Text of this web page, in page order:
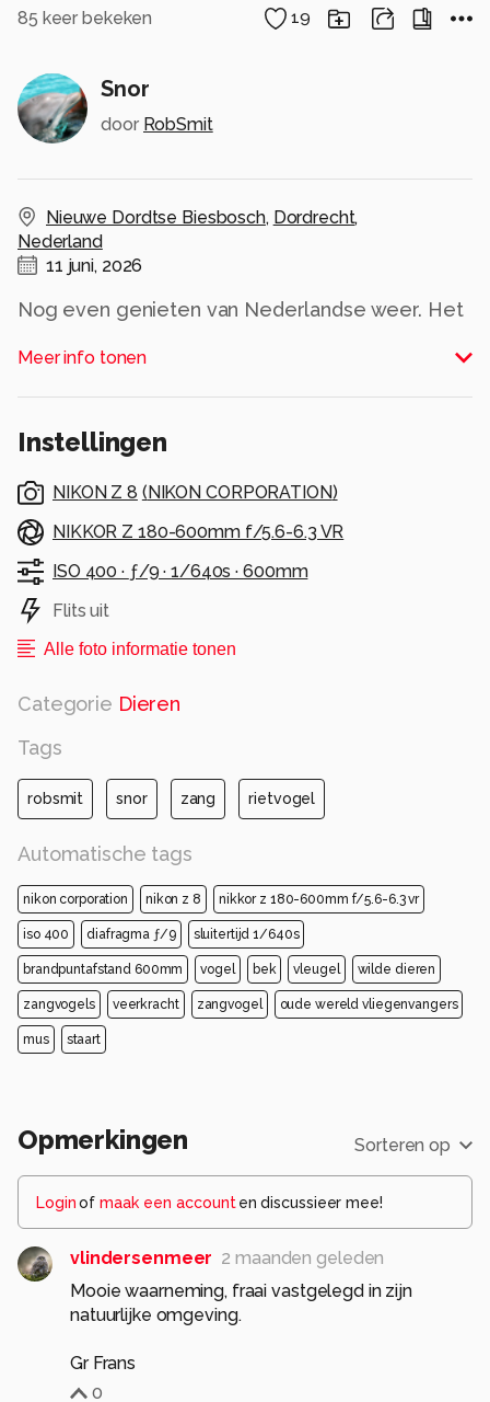
85 keer bekeken 19
Snor
door RobSmit
Nieuwe Dordtse Biesbosch, Dordrecht,
Nederland
11 juni, 2026
Nog even genieten van Nederlandse weer. Het
de Sahel. Was vandaag wel voor mij een
uitdaging, door de harde wind blijven ze laag en
Maar dingen worden extra leuk als ze beetje
Meer info tonen
Instellingen
NIKON Z 8 ( NIKON CORPORATION)
NIKKOR Z 180-600mm f/5.6-6.3 VR
ISO 400 · ƒ/9 ·1/640s ·600mm
Flits uit
Alle foto informatie tonen
Categorie Dieren
Tags
robsmit snor zang rietvogel
Automatische tags
nikon corporation nikon z 8 nikkor z 180-600mm f/5.6-6.3 vr
iso 400 diafragma ƒ/9 sluitertijd 1/640s
brandpuntafstand 600mm vogel bek vleugel wilde dieren
zangvogels veerkracht zangvogel oude wereld vliegenvangers
mus staart
Opmerkingen Sorteren op
Loginof maak een account en discussieer mee!
vlindersenmeer 2 maanden geleden
Mooie waarneming, fraai vastgelegd in zijn
natuurlijke omgeving.
Gr Frans
0